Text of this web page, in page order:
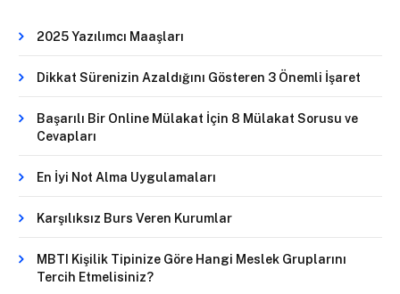
2025 Yazılımcı Maaşları
Dikkat Sürenizin Azaldığını Gösteren 3 Önemli İşaret
Başarılı Bir Online Mülakat İçin 8 Mülakat Sorusu ve
Cevapları
En İyi Not Alma Uygulamaları
Karşılıksız Burs Veren Kurumlar
MBTI Kişilik Tipinize Göre Hangi Meslek Gruplarını
Tercih Etmelisiniz?